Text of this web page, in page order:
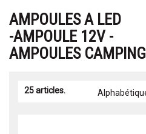
AMPOULES A LED
-AMPOULE 12V -
AMPOULES
25 articles.